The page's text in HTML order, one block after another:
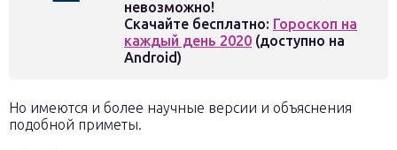
невозможно!
Скачайте бесплатно: Гороскоп на
каждый день 2020 (доступно на
Android)
Но имеются и более научные версии и объяснения
подобной приметы.